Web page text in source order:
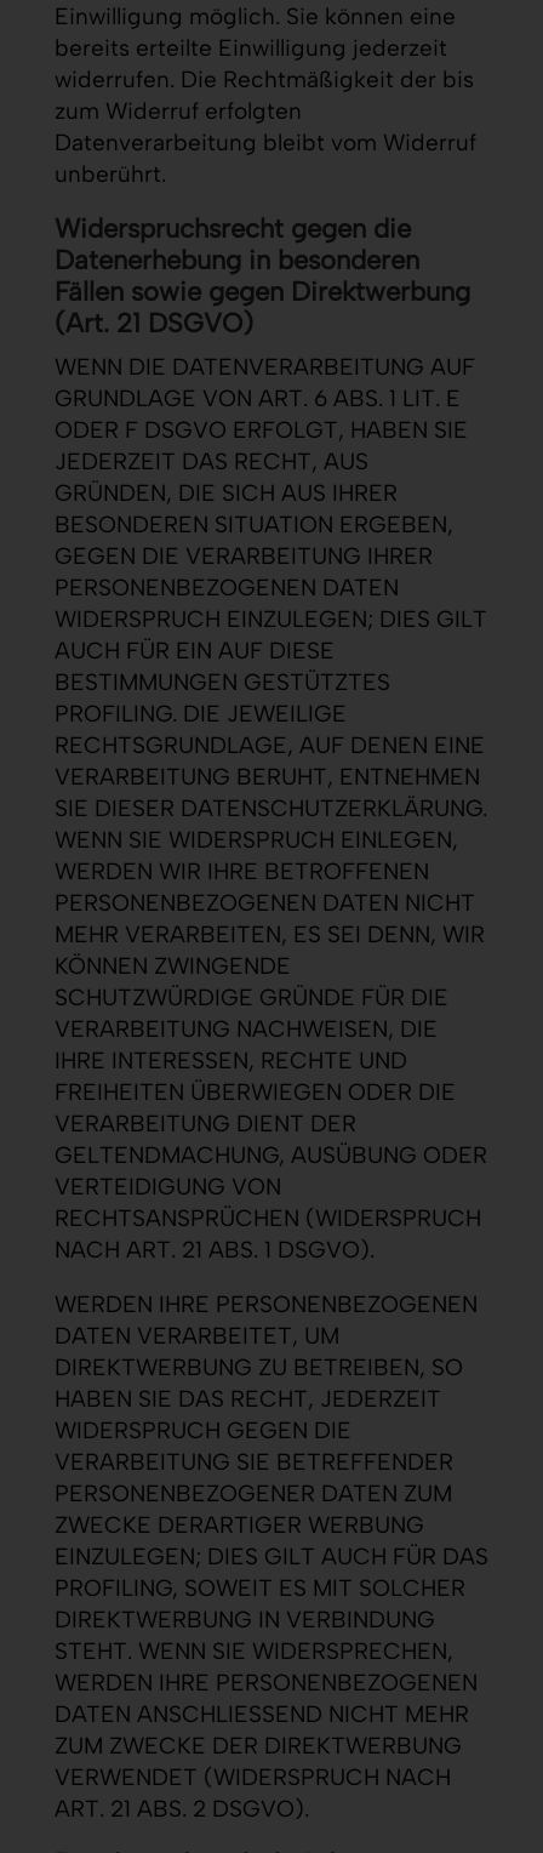
Einwilligung möglich. Sie können eine
bereits erteilte Einwilligung jederzeit
widerrufen. Die Rechtmäßigkeit der bis
zum Widerruf erfolgten
Datenverarbeitung bleibt vom Widerruf
unberührt.
Widerspruchsrecht gegen die
Datenerhebung in besonderen
Fällen sowie gegen Direktwerbung
(Art. 21 DSGVO)
WENN DIE DATENVERARBEITUNG AUF
GRUNDLAGE VON ART. 6 ABS. 1 LIT. E
ODER F DSGVO ERFOLGT, HABEN SIE
JEDERZEIT DAS RECHT, AUS
GRÜNDEN, DIE SICH AUS IHRER
BESONDEREN SITUATION ERGEBEN,
GEGEN DIE VERARBEITUNG IHRER
PERSONENBEZOGENEN DATEN
WIDERSPRUCH EINZULEGEN; DIES GILT
AUCH FÜR EIN AUF DIESE
BESTIMMUNGEN GESTÜTZTES
PROFILING. DIE JEWEILIGE
RECHTSGRUNDLAGE, AUF DENEN EINE
VERARBEITUNG BERUHT, ENTNEHMEN
SIE DIESER DATENSCHUTZERKLÄRUNG.
WENN SIE WIDERSPRUCH EINLEGEN,
WERDEN WIR IHRE BETROFFENEN
PERSONENBEZOGENEN DATEN NICHT
MEHR VERARBEITEN, ES SEI DENN, WIR
KÖNNEN ZWINGENDE
SCHUTZWÜRDIGE GRÜNDE FÜR DIE
VERARBEITUNG NACHWEISEN, DIE
IHRE INTERESSEN, RECHTE UND
FREIHEITEN ÜBERWIEGEN ODER DIE
VERARBEITUNG DIENT DER
GELTENDMACHUNG, AUSÜBUNG ODER
VERTEIDIGUNG VON
RECHTSANSPRÜCHEN (WIDERSPRUCH
NACH ART. 21 ABS. 1 DSGVO).
WERDEN IHRE PERSONENBEZOGENEN
DATEN VERARBEITET, UM
DIREKTWERBUNG ZU BETREIBEN, SO
HABEN SIE DAS RECHT, JEDERZEIT
WIDERSPRUCH GEGEN DIE
VERARBEITUNG SIE BETREFFENDER
PERSONENBEZOGENER DATEN ZUM
ZWECKE DERARTIGER WERBUNG
EINZULEGEN; DIES GILT AUCH FÜR DAS
PROFILING, SOWEIT ES MIT SOLCHER
DIREKTWERBUNG IN VERBINDUNG
STEHT. WENN SIE WIDERSPRECHEN,
WERDEN IHRE PERSONENBEZOGENEN
DATEN ANSCHLIESSEND NICHT MEHR
ZUM ZWECKE DER DIREKTWERBUNG
VERWENDET (WIDERSPRUCH NACH
ART. 21 ABS. 2 DSGVO).